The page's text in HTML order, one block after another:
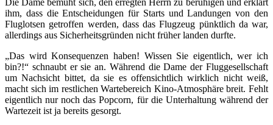
ihm, dass die Entscheidungen für Starts und Landungen von den
Fluglotsen getroffen werden, dass das Flugzeug pünktlich da war,
allerdings aus Sicherheitsgründen nicht früher landen durfte.
„Das wird Konsequenzen haben! Wissen Sie eigentlich, wer ich
bin?!“ schnaubt er sie an. Während die Dame der Fluggesellschaft
um Nachsicht bittet, da sie es offensichtlich wirklich nicht weiß,
macht sich im restlichen Wartebereich Kino-Atmosphäre breit. Fehlt
eigentlich nur noch das Popcorn, für die Unterhaltung während der
Wartezeit ist ja bereits gesorgt.